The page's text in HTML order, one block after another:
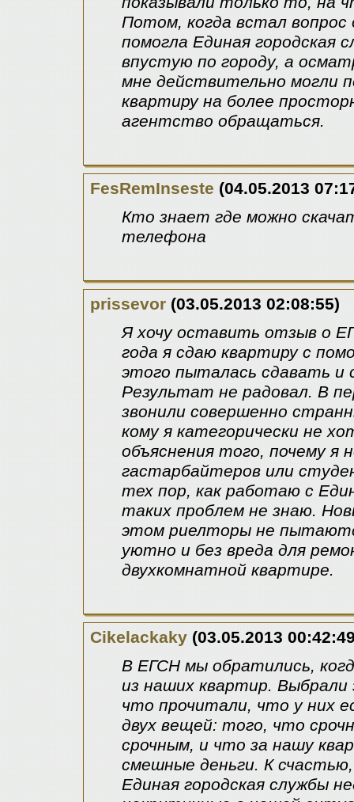
Потом, когда встал вопрос
помогла Единая городская
впустую по городу, а
мне действительно могли
квартиру на более
агентство обращаться.
FesRemInseste (04.05.2013
Кто знает где можно
телефона
prissevor (03.05.2013 02:08:55)
Я хочу оставить отзыв о
года я сдаю квартиру с
этого пыталась сдавать и
Результат не радовал. В
звонили совершенно
кому я категорически не
объяснения того, почему я
гастарбайтеров или
тех пор, как работаю с
таких проблем не знаю.
этом риелторы не
уютно и без вреда для
двухкомнатной квартире.
Cikelackaky (03.05.2013
В ЕГСН мы обратились,
из наших квартир.
что прочитали, что у них
двух вещей: того, что
срочным, и что за нашу
смешные деньги. К
Единая городская службы